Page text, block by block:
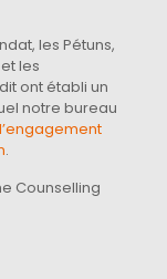
les Pétuns,
les
ont établi un
notre bureau
l’engagement
.
Counselling